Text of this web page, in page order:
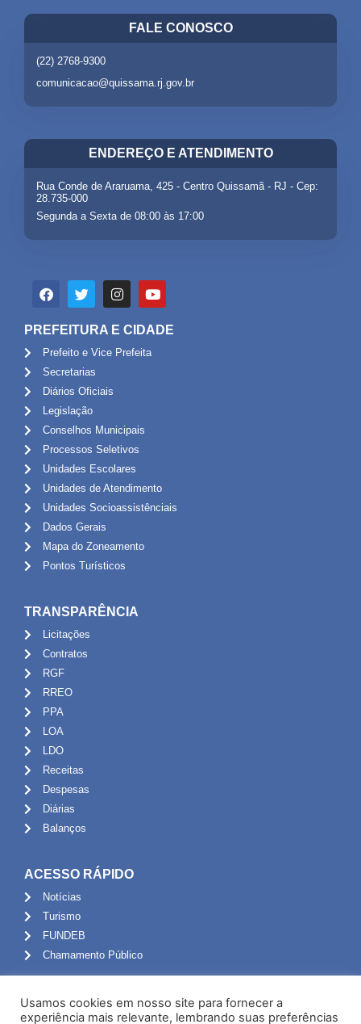
FALE CONOSCO
(22) 2768-9300
comunicacao@quissama.rj.gov.br
ENDEREÇO E ATENDIMENTO
Rua Conde de Araruama, 425 - Centro Quissamã - RJ - Cep:
28.735-000
Segunda a Sexta de 08:00 às 17:00
PREFEITURA E CIDADE
Prefeito e Vice Prefeita
Secretarias
Diários Oficiais
Legislação
Conselhos Municipais
Processos Seletivos
Unidades Escolares
Unidades de Atendimento
Unidades Socioassistênciais
Dados Gerais
Mapa do Zoneamento
Pontos Turísticos
TRANSPARÊNCIA
Licitações
Contratos
RGF
RREO
PPA
LOA
LDO
Receitas
Despesas
Diárias
Balanços
ACESSO RÁPIDO
Notícias
Turismo
FUNDEB
Chamamento Público
Portal do Servidor
Usamos cookies em nosso site para fornecer a
experiência mais relevante, lembrando suas preferências